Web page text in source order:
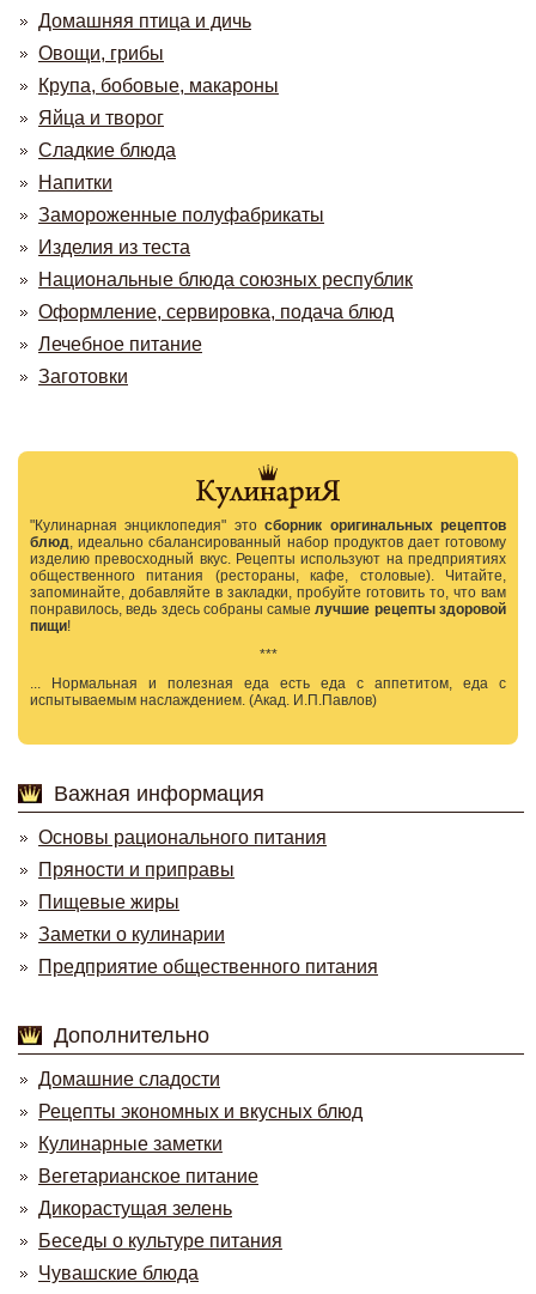
Домашняя птица и дичь
Овощи, грибы
Крупа, бобовые, макароны
Яйца и творог
Сладкие блюда
Напитки
Замороженные полуфабрикаты
Изделия из теста
Национальные блюда союзных республик
Оформление, сервировка, подача блюд
Лечебное питание
Заготовки
"Кулинарная энциклопедия" этосборник оригинальных рецептов
блюд, идеально сбалансированный набор продуктов дает готовому
изделию превосходный вкус. Рецепты используют на предприятиях
общественного питания (рестораны, кафе, столовые). Читайте,
запоминайте, добавляйте в закладки, пробуйте готовить то, что вам
понравилось, ведь здесь собраны самыелучшие рецепты здоровой
пищи!
***
... Нормальная и полезная еда есть еда с аппетитом, еда с
испытываемым наслаждением. (Акад. И.П.Павлов)
Важная информация
Основы рационального питания
Пряности и приправы
Пищевые жиры
Заметки о кулинарии
Предприятие общественного питания
Дополнительно
Домашние сладости
Рецепты экономных и вкусных блюд
Кулинарные заметки
Вегетарианское питание
Дикорастущая зелень
Беседы о культуре питания
Чувашские блюда